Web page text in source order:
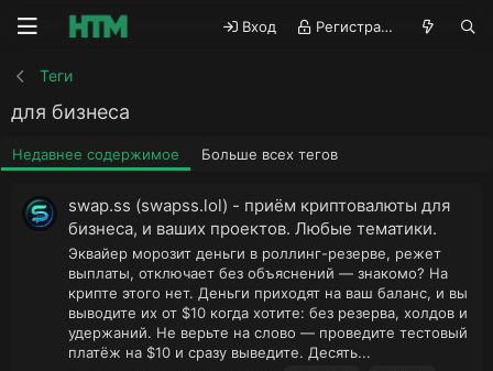
Вход Регистрация
Теги
для бизнеса
Недавнее содержимое Больше всех тегов
swap.ss (swapss.lol) - приём криптовалюты для
бизнеса, и ваших проектов. Любые тематики.
Эквайер морозит деньги в роллинг-резерве, режет
выплаты, отключает без объяснений — знакомо? На
крипте этого нет. Деньги приходят на ваш баланс, и вы
выводите их от $10 когда хотите: без резерва, холдов и
удержаний. Не верьте на слово — проведите тестовый
платёж на $10 и сразу выведите. Десять...